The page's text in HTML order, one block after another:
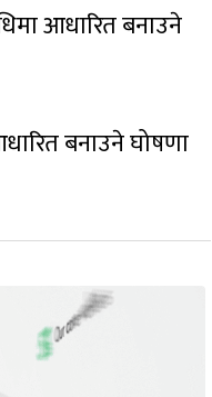
आधारित बनाउने
बनाउने घोषणा